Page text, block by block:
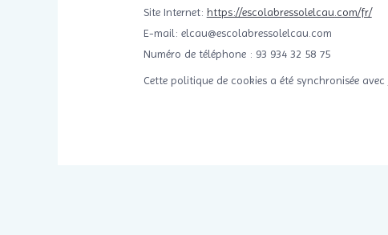
Site Internet: https://escolabressolelcau.com/fr/
E-mail: moc.uaclelosserbalocse@uacle
Numéro de téléphone : 93 934 32 58 75
Cette politique de cookies a été synchronisée avec